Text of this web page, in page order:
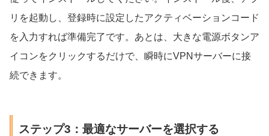
リを起動し、登録時に設定したアクティベーションコード
を入力すれば準備完了です。あとは、大きな電源ボタンア
イコンをクリックするだけで、瞬時にVPNサーバーに接
続できます。
ステップ3：最適なサーバーを選択する